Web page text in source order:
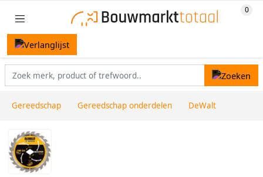
Gereedschap Gereedschap onderdelen DeWalt